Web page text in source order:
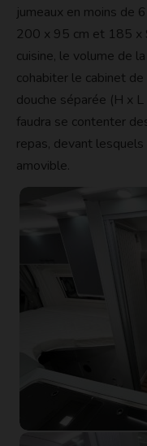
jumeaux en moins de
200 x 95 cm et 185 x
cuisine, le volume de
cohabiter le cabinet
douche séparée (H x
faudra se contenter
repas, devant
amovible.